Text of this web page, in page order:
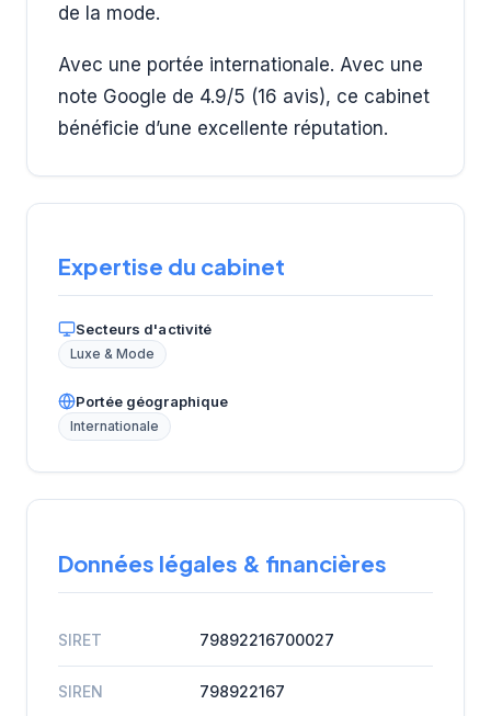
de la mode.
Avec une portée internationale. Avec une
note Google de 4.9/5 (16 avis), ce cabinet
bénéficie d’une excellente réputation.
Expertise du cabinet
Secteurs d'activité
Luxe & Mode
Portée géographique
Internationale
Données légales & financières
SIRET 79892216700027
SIREN 798922167